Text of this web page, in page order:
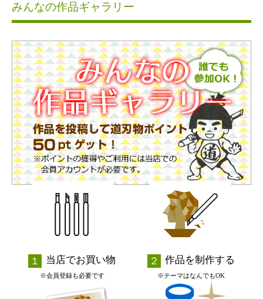
みんなの作品ギャラリー
当店でお買い物
※会員登録も必要です
作品を制作する
※テーマはなんでもOK